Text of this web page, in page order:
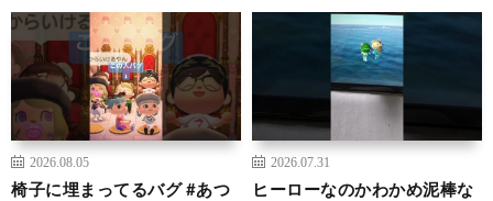
2026.08.05
椅子に埋まってるバグ #あつ
2026.07.31
ヒーローなのかわかめ泥棒な